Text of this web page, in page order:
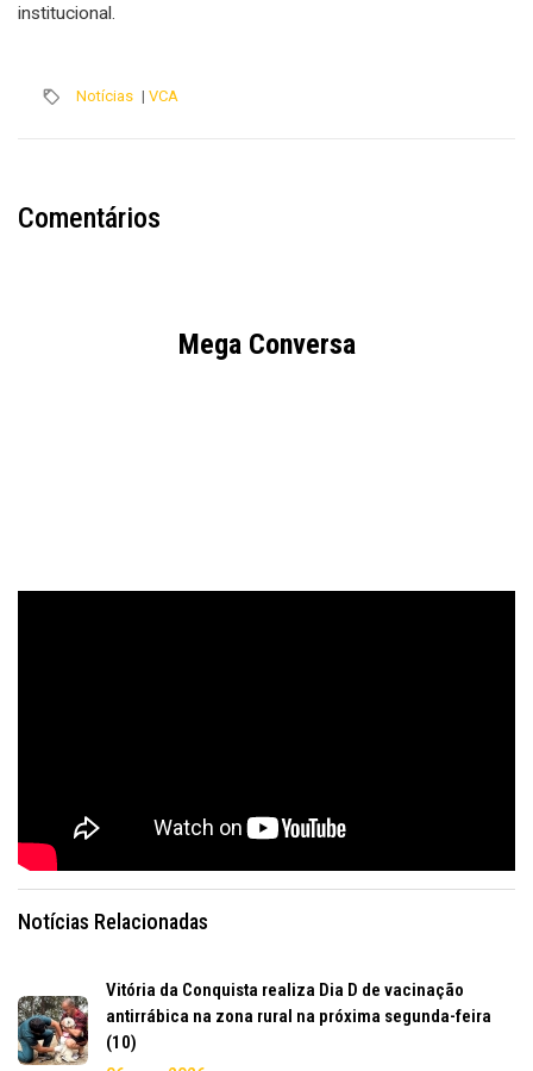
institucional.
Notícias | VCA
Comentários
Mega Conversa
Notícias Relacionadas
Vitória da Conquista realiza Dia D de vacinação
antirrábica na zona rural na próxima segunda-feira
(10)